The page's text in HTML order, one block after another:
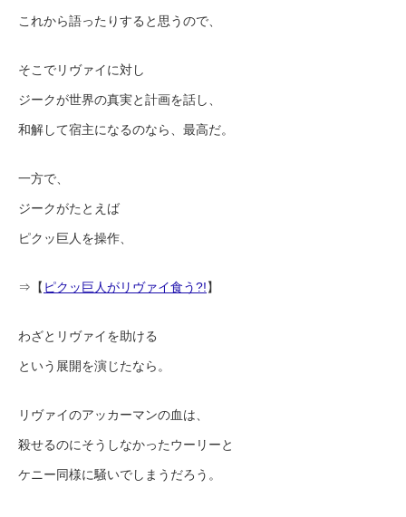
これから語ったりすると思うので、
そこでリヴァイに対し
ジークが世界の真実と計画を話し、
和解して宿主になるのなら、最高だ。
一方で、
ジークがたとえば
ピクッ巨人を操作、
⇒【 ピクッ巨人がリヴァイ食う?!】
わざとリヴァイを助ける
という展開を演じたなら。
リヴァイのアッカーマンの血は、
殺せるのにそうしなかったウーリーと
ケニー同様に騒いでしまうだろう。